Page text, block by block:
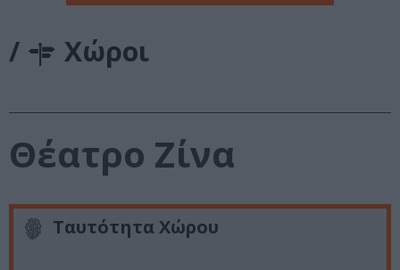
/ Χώροι
Θέατρο Ζίνα
Ταυτότητα Χώρου